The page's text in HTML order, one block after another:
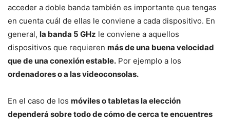
acceder a doble banda también es importante que tengas
en cuenta cuál de ellas le conviene a cada dispositivo. En
general, la banda 5 GHz le conviene a aquellos
dispositivos que requieren más de una buena velocidad
que de una conexión estable. Por ejemplo a los
ordenadores o a las videoconsolas.
En el caso de los móviles o tabletas la elección
dependerá sobre todo de cómo de cerca te encuentres